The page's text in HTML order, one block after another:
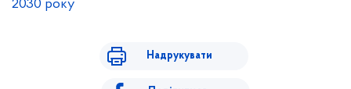
2030 року
Надрукувати